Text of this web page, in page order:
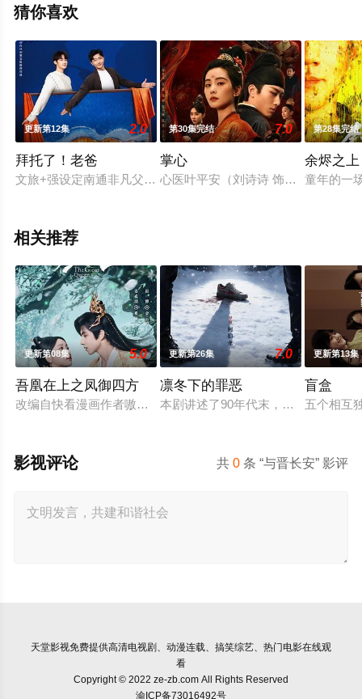
张津铭,张庭菲等演员精彩演绎的中国大陆电视剧，大结局
版电视剧全集就来天堂电影网，更多相关信息可移步至豆
瓣电视剧、电视猫或剧情网等平台了解。
猜你喜欢
更新第12集 2.0
拜托了！老爸
文旅+强设定南通非凡父子新体验。
第30集完结 7.0
掌心
心医叶平安（刘诗诗 饰）为一桩旧
第28集完结
余烬之上
童年的一
相关推荐
更新第08集 5.0
吾凰在上之凤御四方
改编自快看漫画作者嗷小泽的独家连载漫画《吾凰在上》。现
更新第26集 7.0
凛冬下的罪恶
本剧讲述了90年代末，怒河市刑侦支
更新第13集
盲盒
五个相互
共0 条 “与晋长安” 影评
影视评论
天堂影视免费提供高清电视剧、动漫连载、搞笑综艺、热门电影在线观
看
Copyright © 2022 ze-zb.com All Rights Reserved
渝ICP备73016492号